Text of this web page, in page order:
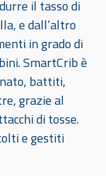
il tasso di
e dall’altro
in grado di
SmartCrib è
battiti,
grazie al
di tosse.
e gestiti